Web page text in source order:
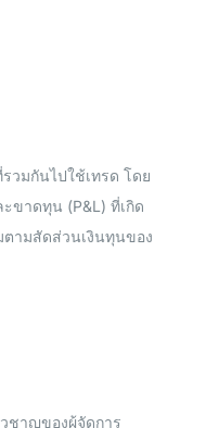
วมกันไปใช้เทรด โดย
ะขาดทุน (P&L) ที่เกิด
ามสัดส่วนเงินทุนของ
ชาญของผู้จัดการ